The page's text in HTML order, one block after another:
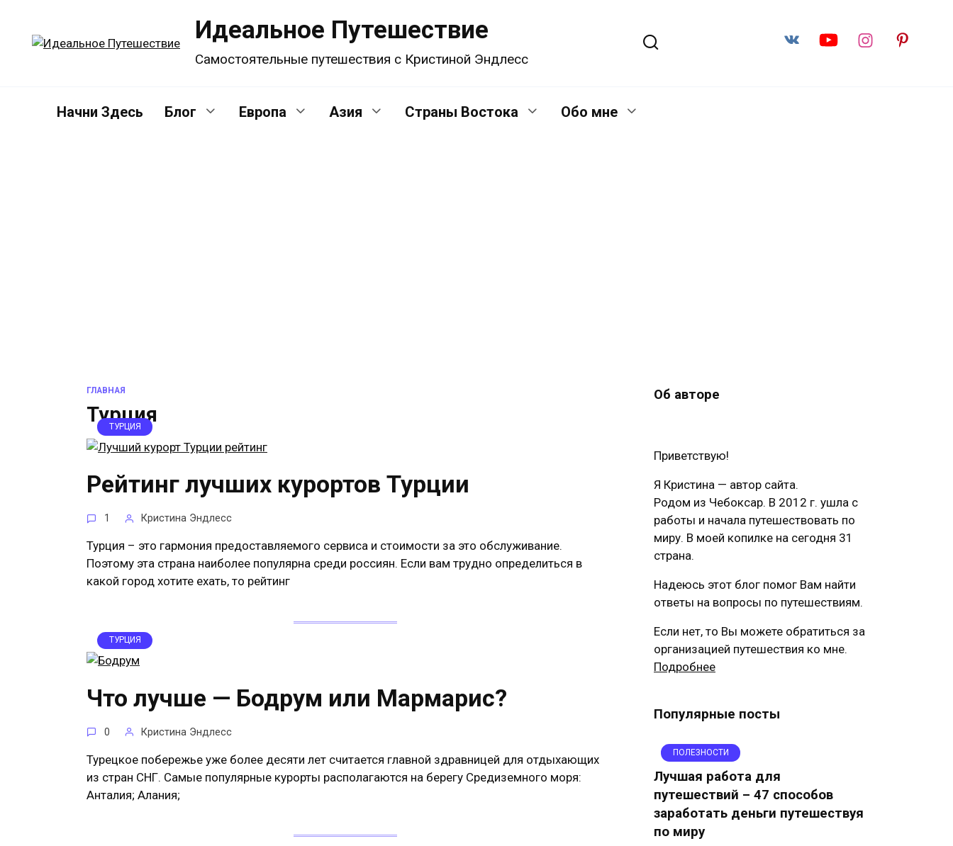
содержанию
Идеальное Путешествие
Самостоятельные путешествия с Кристиной Эндлесс
Начни Здесь Блог Европа Азия Страны Востока Обо мне
ГЛАВНАЯ
Турция
ТУРЦИЯ
Рейтинг лучших курортов Турции
1 Кристина Эндлесс
Турция – это гармония предоставляемого сервиса и стоимости за это обслуживание.
Поэтому эта страна наиболее популярна среди россиян. Если вам трудно определиться в
какой город хотите ехать, то рейтинг
ТУРЦИЯ
Что лучше — Бодрум или Мармарис?
0 Кристина Эндлесс
Турецкое побережье уже более десяти лет считается главной здравницей для отдыхающих
из стран СНГ. Самые популярные курорты располагаются на берегу Средиземного моря:
Анталия; Алания;
Об авторе
Приветствую!
Я Кристина — автор сайта.
Родом из Чебоксар. В 2012 г. ушла с
работы и начала путешествовать по
миру. В моей копилке на сегодня 31
страна.
Надеюсь этот блог помог Вам найти
ответы на вопросы по путешествиям.
Если нет, то Вы можете обратиться за
организацией путешествия ко мне.
Подробнее
Популярные посты
ПОЛЕЗНОСТИ
Лучшая работа для
путешествий – 47 способов
заработать деньги путешествуя
по миру